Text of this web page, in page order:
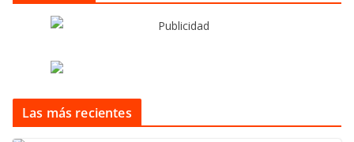
Las más recientes